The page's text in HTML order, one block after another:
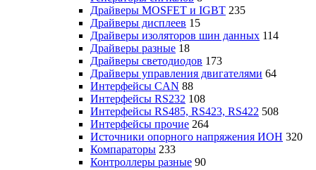
Драйверы MOSFET и IGBT 235
Драйверы дисплеев 15
Драйверы изоляторов шин данных 114
Драйверы разные 18
Драйверы светодиодов 173
Драйверы управления двигателями 64
Интерфейсы CAN 88
Интерфейсы RS232 108
Интерфейсы RS485, RS423, RS422 508
Интерфейсы прочие 264
Источники опорного напряжения ИОН 320
Компараторы 233
Контроллеры разные 90